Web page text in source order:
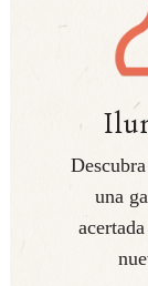
una